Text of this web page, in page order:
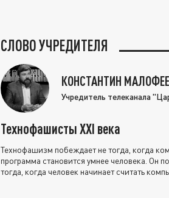
СЛОВО УЧРЕДИТЕЛЯ
КОНСТАНТИН
Учредитель телеканала
Технофашисты XXI века
Технофашизм побеждает не тогда, когда
программа становится умнее человека. Он
тогда, когда человек начинает считать